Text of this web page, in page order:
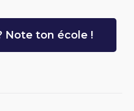
Note ton école !